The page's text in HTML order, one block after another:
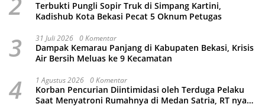
Terbukti Pungli Sopir Truk di Simpang Kartini,
Kadishub Kota Bekasi Pecat 5 Oknum Petugas
3 31 Juli 2026 0 Komentar
Dampak Kemarau Panjang di Kabupaten Bekasi, Krisis
Air Bersih Meluas ke 9 Kecamatan
4 1 Agustus 2026 0 Komentar
Korban Pencurian Diintimidasi oleh Terduga Pelaku
Saat Menyatroni Rumahnya di Medan Satria, RT nya